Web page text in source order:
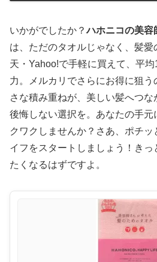
いかがでしたか？ハホニコの美容
は、ただのタオルじゃなく、髪
天・Yahoo!で手軽に買えて、平
力。メルカリでさらにお得に狙
さな積み重ねが、美しい髪へつな
後悔しない選択を。あなたの手元
クワクしませんか？さあ、ポチ
イフをスタートしましょう！き
たくなるはずですよ。